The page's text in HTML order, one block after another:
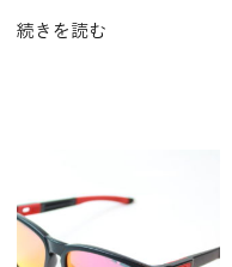
続きを読む